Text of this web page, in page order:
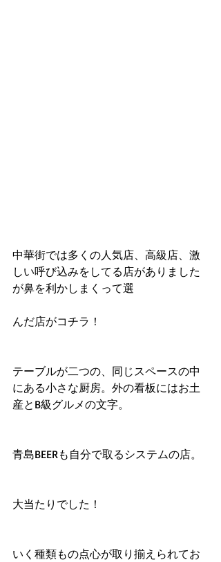
中華街では多くの人気店、高級店、激
しい呼び込みをしてる店がありました
が鼻を利かしまくって選
んだ店がコチラ！
テーブルが二つの、同じスペースの中
にある小さな厨房。外の看板にはお土
産とB級グルメの文字。
青島BEERも自分で取るシステムの店。
大当たりでした！
いく種類もの点心が取り揃えられてお